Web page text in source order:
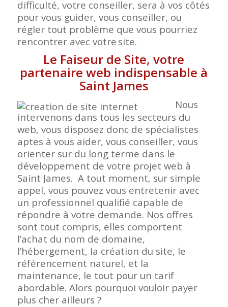
difficulté, votre conseiller, sera à vos côtés
pour vous guider, vous conseiller, ou
régler tout problème que vous pourriez
rencontrer avec votre site.
Le Faiseur de Site, votre
partenaire web indispensable à
Saint James
Nous
intervenons dans tous les secteurs du
web, vous disposez donc de spécialistes
aptes à vous aider, vous conseiller, vous
orienter sur du long terme dans le
développement de votre projet web à
Saint James. A tout moment, sur simple
appel, vous pouvez vous entretenir avec
un professionnel qualifié capable de
répondre à votre demande. Nos offres
sont tout compris, elles comportent
l’achat du nom de domaine,
l’hébergement, la création du site, le
référencement naturel, et la
maintenance, le tout pour un tarif
abordable. Alors pourquoi vouloir payer
plus cher ailleurs ?